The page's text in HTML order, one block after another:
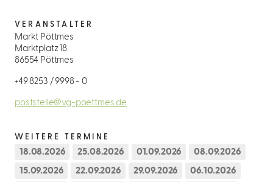
VERANSTALTER
Markt Pöttmes
Marktplatz 18
86554 Pöttmes
+49 8253 / 9998 - 0
poststelle@vg-poettmes.de
WEITERE TERMINE
18.08.2026 25.08.2026 01.09.2026 08.09.2026
15.09.2026 22.09.2026 29.09.2026 06.10.2026